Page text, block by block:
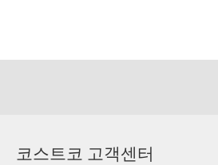
코스트코 고객센터